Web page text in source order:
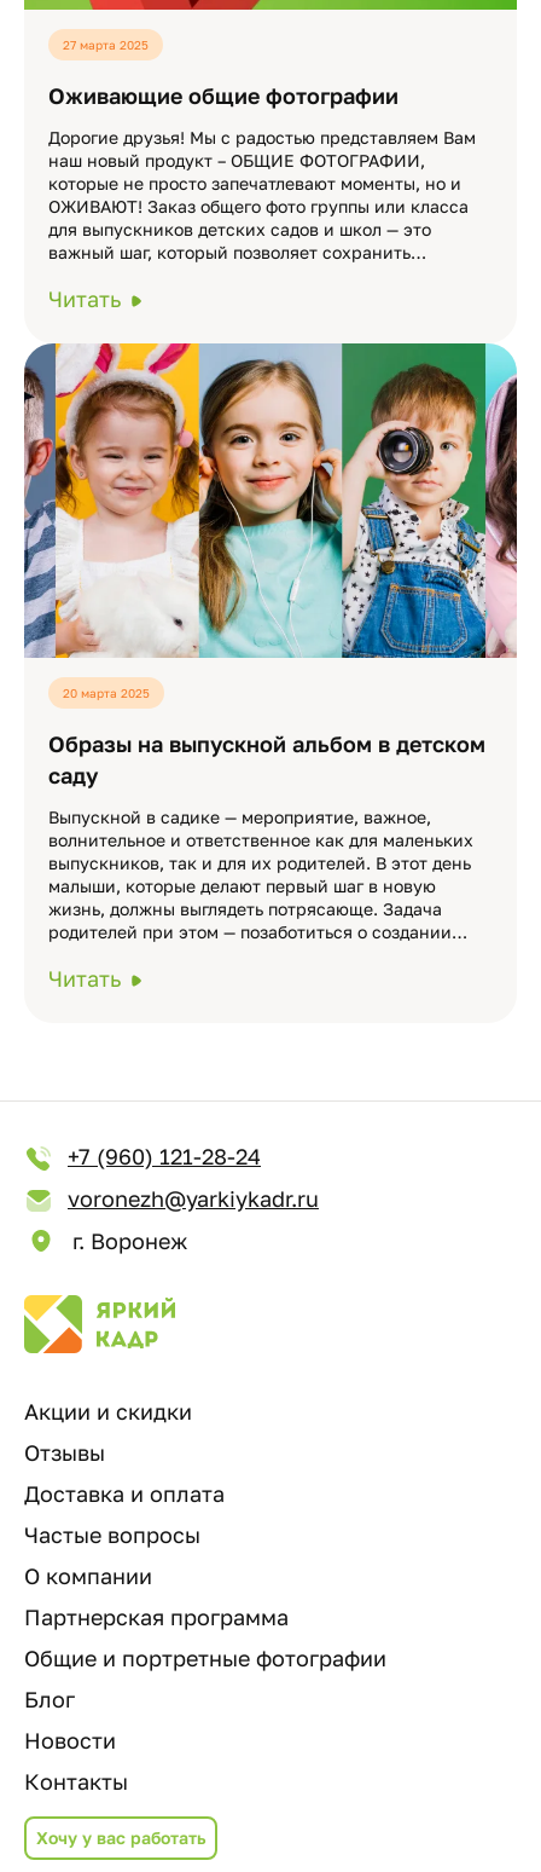
27 марта 2025
Оживающие общие фотографии
Дорогие друзья! Мы с радостью представляем Вам
наш новый продукт – ОБЩИЕ ФОТОГРАФИИ,
которые не просто запечатлевают моменты, но и
ОЖИВАЮТ! Заказ общего фото группы или класса
для выпускников детских садов и школ — это
важный шаг, который позволяет сохранить…
Читать
20 марта 2025
Образы на выпускной альбом в детском
саду
Выпускной в садике — мероприятие, важное,
волнительное и ответственное как для маленьких
выпускников, так и для их родителей. В этот день
малыши, которые делают первый шаг в новую
жизнь, должны выглядеть потрясающе. Задача
родителей при этом — позаботиться о создании…
Читать
+7 (960) 121-28-24
voronezh@yarkiykadr.ru
г. Воронеж
Акции и скидки
Отзывы
Доставка и оплата
Частые вопросы
О компании
Партнерская программа
Общие и портретные фотографии
Блог
Новости
Контакты
Хочу у вас работать